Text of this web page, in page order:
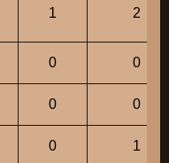
1 2
0 0
0 0
0 1